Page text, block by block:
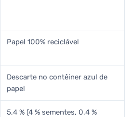
Papel 100% reciclável
Descarte no contêiner azul de
papel
5,4 % (4 % sementes, 0,4 %